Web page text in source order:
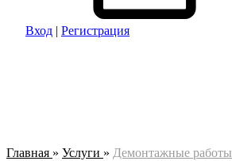
Вход | Регистрация
Главная » Услуги » Демонтажные работы